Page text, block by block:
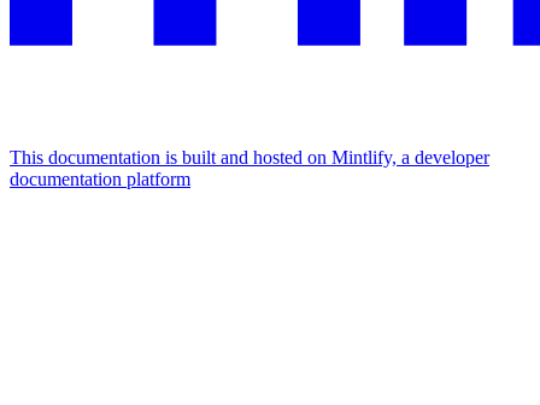
This documentation is built and hosted on Mintlify, a developer
documentation platform